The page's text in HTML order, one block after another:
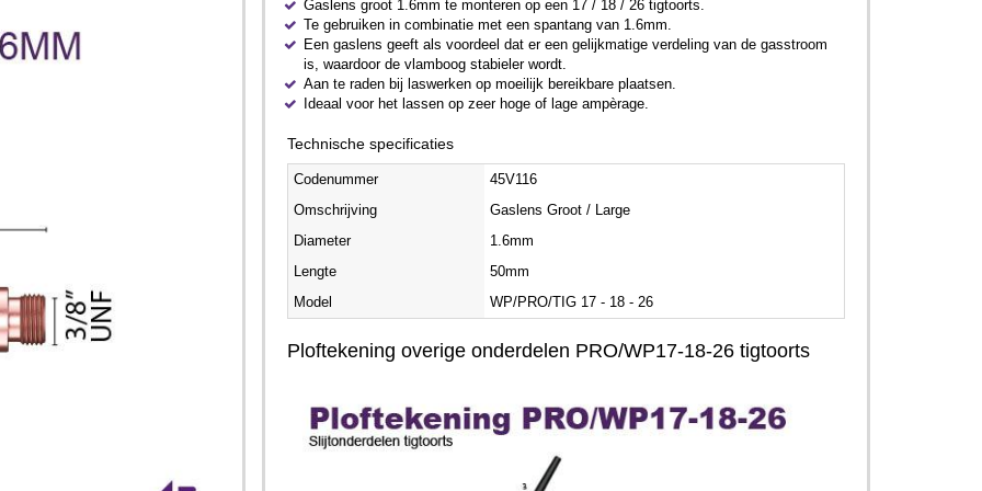
Gaslens groot 1.6mm te monteren op een 17 / 18 / 26 tigtoorts.
Te gebruiken in combinatie met een spantang van 1.6mm.
Een gaslens geeft als voordeel dat er een gelijkmatige verdeling van de gasstroom
is, waardoor de vlamboog stabieler wordt.
Aan te raden bij laswerken op moeilijk bereikbare plaatsen.
Ideaal voor het lassen op zeer hoge of lage ampèrage.
Technische specificaties
Codenummer
45V116
Omschrijving
Gaslens Groot / Large
Diameter
1.6mm
Lengte
50mm
Model
WP/PRO/TIG 17 - 18 - 26
Ploftekening overige onderdelen PRO/WP17-18-26 tigtoorts